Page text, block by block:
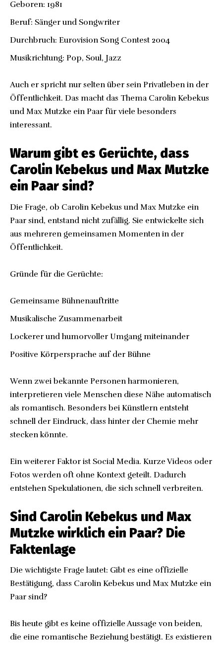
Geboren: 1981
Beruf: Sänger und Songwriter
Durchbruch: Eurovision Song Contest 2004
Musikrichtung: Pop, Soul, Jazz
Auch er spricht nur selten über sein Privatleben in der
Öffentlichkeit. Das macht das Thema Carolin Kebekus
und Max Mutzke ein Paar für viele besonders
interessant.
Warum gibt es Gerüchte, dass
Carolin Kebekus und Max Mutzke
ein Paar sind?
Die Frage, ob Carolin Kebekus und Max Mutzke ein
Paar sind, entstand nicht zufällig. Sie entwickelte sich
aus mehreren gemeinsamen Momenten in der
Öffentlichkeit.
Gründe für die Gerüchte:
Gemeinsame Bühnenauftritte
Musikalische Zusammenarbeit
Lockerer und humorvoller Umgang miteinander
Positive Körpersprache auf der Bühne
Wenn zwei bekannte Personen harmonieren,
interpretieren viele Menschen diese Nähe automatisch
als romantisch. Besonders bei Künstlern entsteht
schnell der Eindruck, dass hinter der Chemie mehr
stecken könnte.
Ein weiterer Faktor ist Social Media. Kurze Videos oder
Fotos werden oft ohne Kontext geteilt. Dadurch
entstehen Spekulationen, die sich schnell verbreiten.
Sind Carolin Kebekus und Max
Mutzke wirklich ein Paar? Die
Faktenlage
Die wichtigste Frage lautet: Gibt es eine offizielle
Bestätigung, dass Carolin Kebekus und Max Mutzke ein
Paar sind?
Bis heute gibt es keine offizielle Aussage von beiden,
die eine romantische Beziehung bestätigt. Es existieren